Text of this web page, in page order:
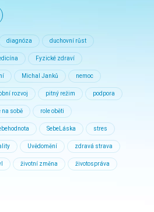
diagnóza duchovní růst
Fyzické zdraví
Michal Janků nemoc
rozvoj pitný režim podpora
na sobě role oběti
SebeLáska stres
Uvědomění zdravá strava
životní změna životospráva